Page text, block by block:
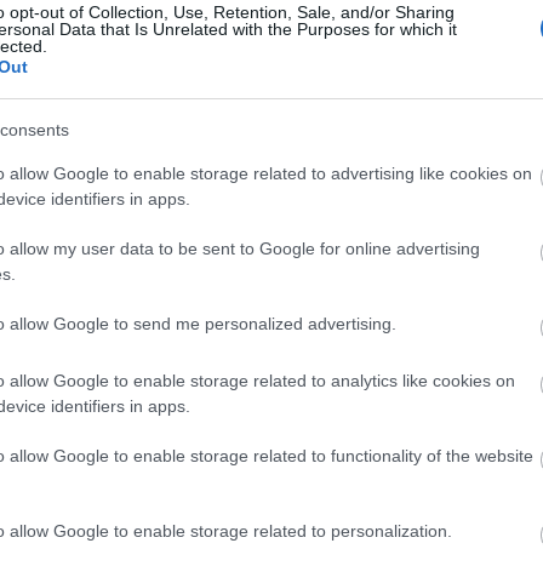
opt-out of Collection, Use, Retention, Sale, and/or Sharing
Data that Is Unrelated with the Purposes for which it
allow Google to enable storage related to advertising like cookies on
identifiers in apps.
allow my user data to be sent to Google for online advertising
allow Google to send me personalized advertising.
allow Google to enable storage related to analytics like cookies on
identifiers in apps.
allow Google to enable storage related to functionality of the website
allow Google to enable storage related to personalization.
api/trackback/id/16727970
Kommentek:
nem ellenőrzi. Kifogás esetén forduljon a blog szerkesztőjéhez. Részletek a
adatvédelmi tájékoztatóban